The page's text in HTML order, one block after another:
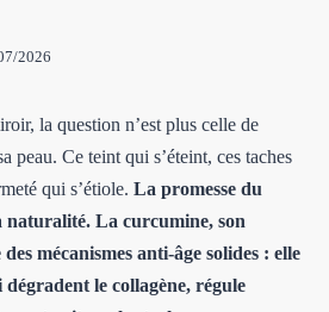
2026
la question n’est plus celle de
peau. Ce teint qui s’éteint, ces taches
qui s’étiole. La promesse du
naturalité. La curcumine, son
mécanismes anti-âge solides : elle
dégradent le collagène, régule